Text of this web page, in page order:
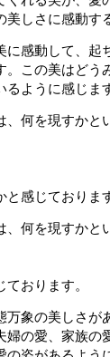
美しさに感動
に感動して、起
。この美はどう
ように感じま
何を現すかと
感じておりま
何を現すかと
おります。
万象の美しさが
の愛、家族の